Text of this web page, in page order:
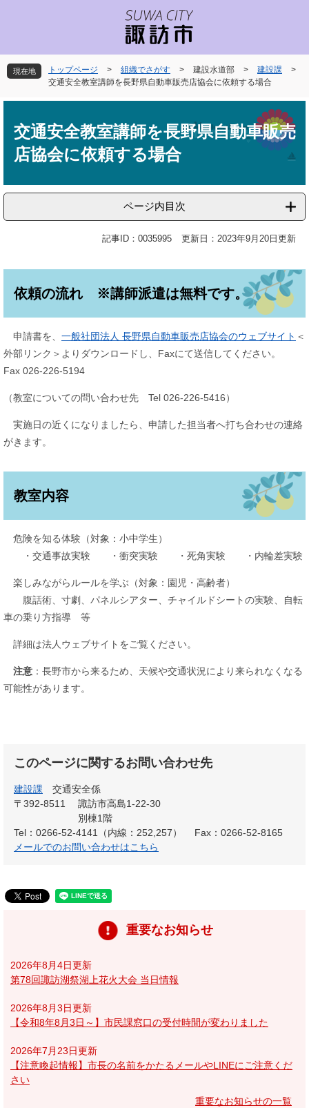
先
頭
を
飛
現在地 トップページ > 組織でさがす > 建設水道部 > 建設課
>
交通安全教室講師を長野県自動車販売店協会に依頼する場合
交通安全教室講師を長野県自動車販売
店協会に依頼する場合
ページ内目次
記事ID：0035995 更新日：2023年9月20日更新
依頼の流れ ※講師派遣は無料です。
申請書を、 一般社団法人 長野県自動車販売店協会のウェブサイト ＜
外部リンク＞ よりダウンロードし、Faxにて送信してください。
Fax 026-226-5194
（教室についての問い合わせ先 Tel 026-226-5416）
実施日の近くになりましたら、申請した担当者へ打ち合わせの連絡
がきます。
教室内容
危険を知る体験（対象：小中学生）
・交通事故実験 ・衝突実験 ・死角実験 ・内輪差実験
楽しみながらルールを学ぶ（対象：園児・高齢者）
腹話術、寸劇、パネルシアター、チャイルドシートの実験、自転
車の乗り方指導 等
詳細は法人ウェブサイトをご覧ください。
注意 ：長野市から来るため、天候や交通状況により来られなくなる
可能性があります。
このページに関するお問い合わせ先
建設課
交通安全係
〒392-8511
諏訪市高島1-22-30
別棟1階
Tel：0266-52-4141（内線：252,257）
Fax：0266-52-8165
メールでのお問い合わせはこちら
重要なお知らせ
2026年8月4日更新
第78回諏訪湖祭湖上花火大会 当日情報
2026年8月3日更新
【令和8年8月3日～】市民課窓口の受付時間が変わりました
2026年7月23日更新
【注意喚起情報】市長の名前をかたるメールやLINEにご注意くだ
さい
重要なお知らせの一覧